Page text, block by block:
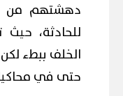
دهشتهم من
للحادثة،
الخلف ببطء
حتى في